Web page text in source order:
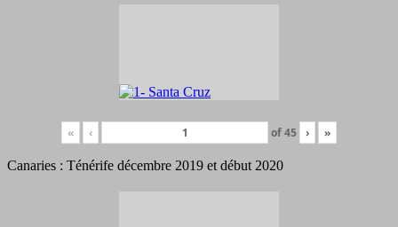
« ‹ of45 › »
Canaries : Ténérife décembre 2019 et début 2020